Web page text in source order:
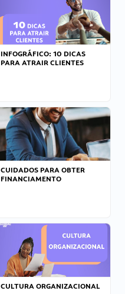
INFOGRÁFICO: 10 DICAS
PARA ATRAIR CLIENTES
CUIDADOS PARA OBTER
FINANCIAMENTO
CULTURA ORGANIZACIONAL